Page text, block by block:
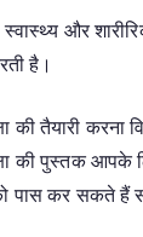
और
है।
की तैयारी
की पुस्तक
कर सकते हैं